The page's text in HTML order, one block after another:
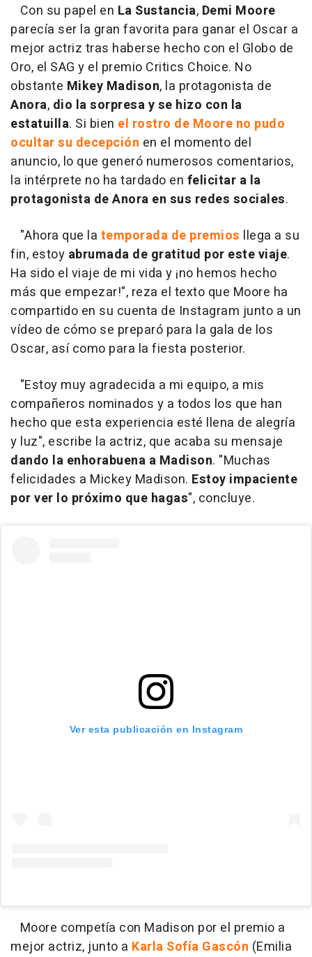
Con su papel en La Sustancia, Demi Moore
parecía ser la gran favorita para ganar el Oscar a
mejor actriz tras haberse hecho con el Globo de
Oro, el SAG y el premio Critics Choice. No
obstante Mikey Madison, la protagonista de
Anora, dio la sorpresa y se hizo con la
estatuilla. Si bien el rostro de Moore no pudo
ocultar su decepción en el momento del
anuncio, lo que generó numerosos comentarios,
la intérprete no ha tardado en felicitar a la
protagonista de Anora en sus redes sociales.
"Ahora que la temporada de premios llega a su
fin, estoy abrumada de gratitud por este viaje.
Ha sido el viaje de mi vida y ¡no hemos hecho
más que empezar!", reza el texto que Moore ha
compartido en su cuenta de Instagram junto a un
vídeo de cómo se preparó para la gala de los
Oscar, así como para la fiesta posterior.
"Estoy muy agradecida a mi equipo, a mis
compañeros nominados y a todos los que han
hecho que esta experiencia esté llena de alegría
y luz", escribe la actriz, que acaba su mensaje
dando la enhorabuena a Madison. "Muchas
felicidades a Mickey Madison. Estoy impaciente
por ver lo próximo que hagas", concluye.
Ver esta publicación en Instagram
Moore competía con Madison por el premio a
mejor actriz, junto a Karla Sofía Gascón (Emilia